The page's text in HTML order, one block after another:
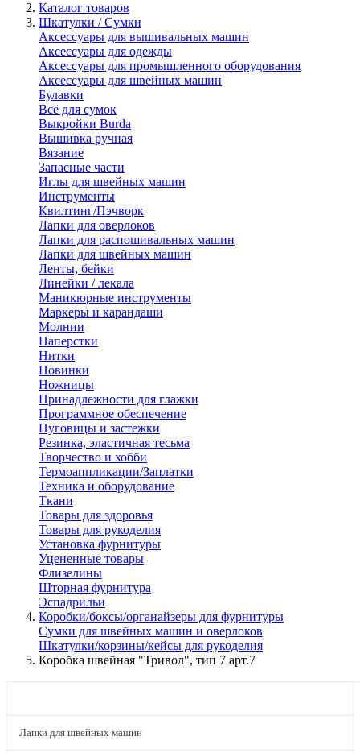
Каталог товаров
Шкатулки / Сумки
Аксессуары для вышивальных машин
Аксессуары для одежды
Аксессуары для промышленного оборудования
Аксессуары для швейных машин
Булавки
Всё для сумок
Выкройки Burda
Вышивка ручная
Вязание
Запасные части
Иглы для швейных машин
Инструменты
Квилтинг/Пэчворк
Лапки для оверлоков
Лапки для распошивальных машин
Лапки для швейных машин
Ленты, бейки
Линейки / лекала
Маникюрные инструменты
Маркеры и карандаши
Молнии
Наперстки
Нитки
Новинки
Ножницы
Принадлежности для глажки
Программное обеспечение
Пуговицы и застежки
Резинка, эластичная тесьма
Творчество и хобби
Термоаппликации/Заплатки
Техника и оборудование
Ткани
Товары для здоровья
Товары для рукоделия
Установка фурнитуры
Уцененные товары
Флизелины
Шторная фурнитура
Эспадрильи
Коробки/боксы/органайзеры для фурнитуры
Сумки для швейных машин и оверлоков
Шкатулки/корзины/кейсы для рукоделия
Коробка швейная "Тривол", тип 7 арт.7
Лапки для швейных машин